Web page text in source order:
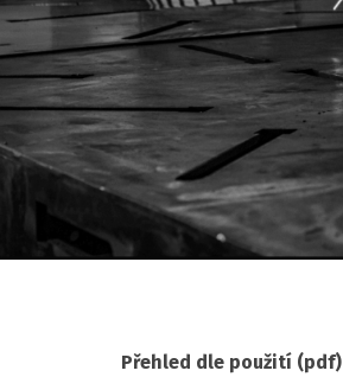
Přehled dle použití (pdf)